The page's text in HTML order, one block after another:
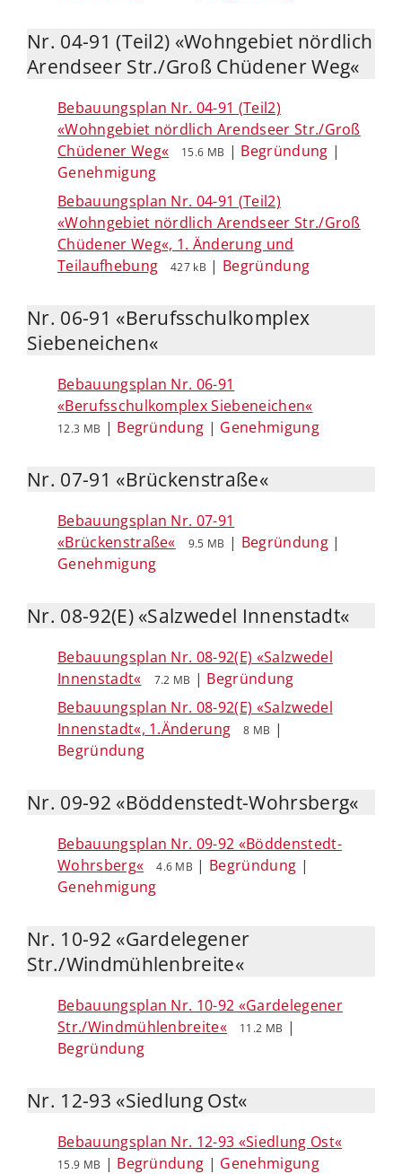
Nr. 04-91 (Teil2) «Wohngebiet nördlich
Arendseer Str./Groß Chüdener Weg«
Bebauungsplan Nr. 04-91 (Teil2)
«Wohngebiet nördlich Arendseer Str./Groß
Chüdener Weg«
15.6 MB | Begründung |
Genehmigung
Bebauungsplan Nr. 04-91 (Teil2)
«Wohngebiet nördlich Arendseer Str./Groß
Chüdener Weg«, 1. Änderung und
Teilaufhebung
427 kB | Begründung
Nr. 06-91 «Berufsschulkomplex
Siebeneichen«
Bebauungsplan Nr. 06-91
«Berufsschulkomplex Siebeneichen«
12.3 MB | Begründung | Genehmigung
Nr. 07-91 «Brückenstraße«
Bebauungsplan Nr. 07-91
«Brückenstraße«
9.5 MB | Begründung|
Genehmigung
Nr. 08-92(E) «Salzwedel Innenstadt«
Bebauungsplan Nr. 08-92(E) «Salzwedel
Innenstadt«
7.2 MB | Begründung
Bebauungsplan Nr. 08-92(E) «Salzwedel
Innenstadt«, 1.Änderung
8 MB |
Begründung
Nr. 09-92 «Böddenstedt-Wohrsberg«
Bebauungsplan Nr. 09-92 «Böddenstedt-
Wohrsberg«
4.6 MB | Begründung |
Genehmigung
Nr. 10-92 «Gardelegener
Str./Windmühlenbreite«
Bebauungsplan Nr. 10-92 «Gardelegener
Str./Windmühlenbreite«
11.2 MB |
Begründung
Nr. 12-93 «Siedlung Ost«
Bebauungsplan Nr. 12-93 «Siedlung Ost«
15.9 MB | Begründung | Genehmigung